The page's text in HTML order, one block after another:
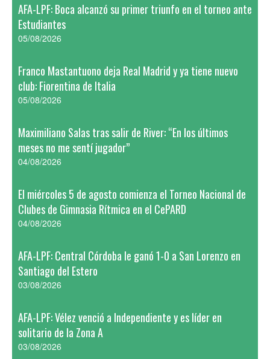
AFA-LPF: Boca alcanzó su primer triunfo en el torneo ante
Estudiantes
05/08/2026
Franco Mastantuono deja Real Madrid y ya tiene nuevo
club: Fiorentina de Italia
05/08/2026
Maximiliano Salas tras salir de River: “En los últimos
meses no me sentí jugador”
04/08/2026
El miércoles 5 de agosto comienza el Torneo Nacional de
Clubes de Gimnasia Rítmica en el CePARD
04/08/2026
AFA-LPF: Central Córdoba le ganó 1-0 a San Lorenzo en
Santiago del Estero
03/08/2026
AFA-LPF: Vélez venció a Independiente y es líder en
solitario de la Zona A
03/08/2026